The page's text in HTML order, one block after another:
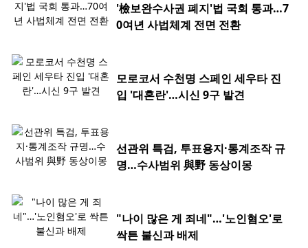
'檢보완수사권 폐지'법 국회 통과…7
0여년 사법체계 전면 전환
모로코서 수천명 스페인 세우타 진
입 '대혼란'…시신 9구 발견
선관위 특검, 투표용지·통계조작 규
명…수사범위 與野 동상이몽
"나이 많은 게 죄네"…'노인혐오'로
싹튼 불신과 배제